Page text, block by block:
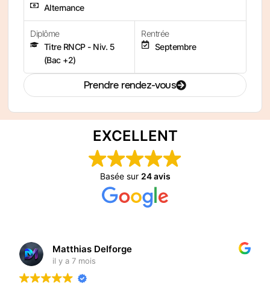
Alternance
Diplôme
Titre RNCP - Niv. 5
(Bac +2)
Rentrée
Septembre
Prendre rendez-vous
EXCELLENT
Basée sur 24 avis
Delforge
y a 7 mois